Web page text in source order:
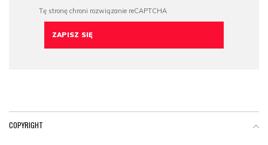
COPYRIGHT